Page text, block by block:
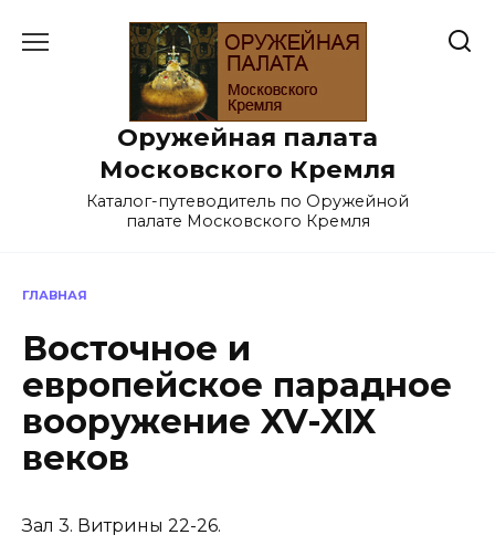
Оружейная палата
Московского Кремля
Каталог-путеводитель по Оружейной
палате Московского Кремля
ГЛАВНАЯ
Восточное и
европейское парадное
вооружение XV-XIX
веков
Зал 3. Витрины 22-26.